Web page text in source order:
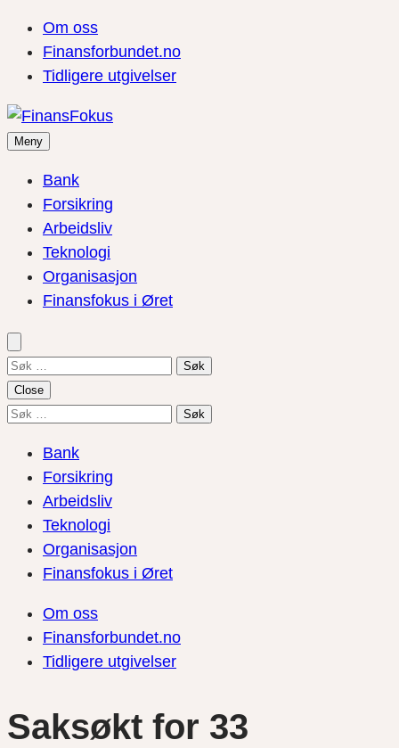
Om oss
Finansforbundet.no
Tidligere utgivelser
Meny
Bank
Forsikring
Arbeidsliv
Teknologi
Organisasjon
Finansfokus i Øret
Søk
etter:
Close
Søk
Bank
Forsikring
Arbeidsliv
Teknologi
Organisasjon
Finansfokus i Øret
Om oss
Finansforbundet.no
Tidligere utgivelser
Saksøkt for 33